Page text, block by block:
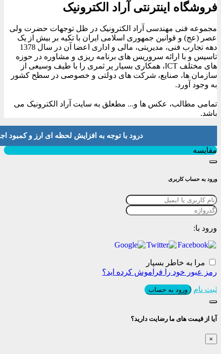
فروشگاه اینترنتی آراد الکترونیک
مجموعه فنی مهندسی آراد الکترونیک در ظل توجهات حضرت ولی
عصر (عج) و قوانین جمهوری اسلامی ایران با تکیه بر بیش از یک
دهه تجارب فنی، مدیریتی، مالی و اداری اعضا آن در سال 1378
تاسیس و با ارائه سروریس های برنامه ریزی و مشاوره در حوزه
های مختلف ICT، همکاری بسیار پر ثمری را با طیف وسیعی از
سازمان ها، صنایع، شرکت های دولتی و خصوصی در سطح کشور
به وجود آورد.
تمامی مطالب، عکس ها و... مطعلق به سایت آراد الکترونیک می
باشد.
درود با توجه به افزایش لحظه ای ارز و کمبود اجناس لطفا موجودی
مقایسه
ورود به حساب کاربری
ورود با:
مرا به خاطر بسپار
رمز عبور خود را فراموش کرده اید؟
ثبت نام ورود به حساب
آیا از قیمت های ما رضایت دارید؟
×